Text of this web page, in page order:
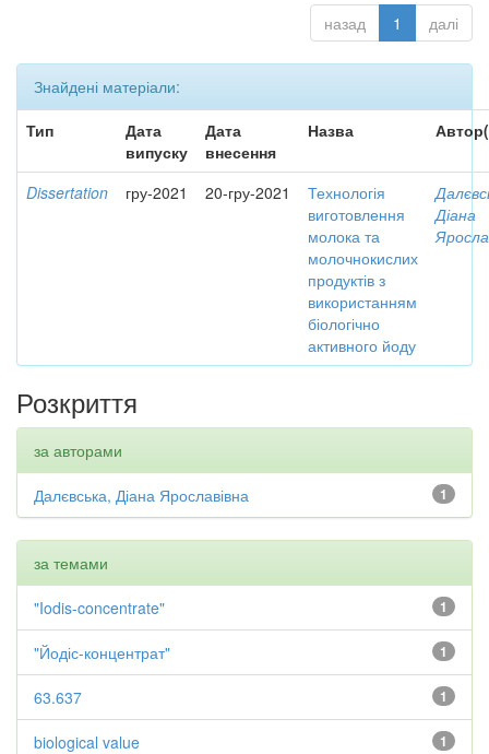
назад 1 далі
Знайдені матеріали:
Тип
Дата
випуску
Дата
внесення
Назва
Dissertation гру-2021 20-гру-2021
Технологія
виготовлення
молока та
молочнокислих
продуктів з
використанням
біологічно
активного йоду
Діана
Розкриття
за авторами
1
Далєвська, Діана Ярославівна
за темами
1
"Iodis-concentrate"
1
"Йодіс-концентрат"
1
63.637
1
biological value